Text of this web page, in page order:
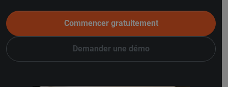
Commencer gratuitement
Demander une démo